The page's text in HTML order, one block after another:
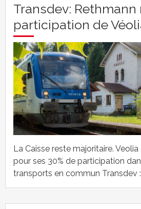
Transdev:
participation de
La Caisse reste majoritaire.
pour ses 30% de participation
transports en commun Transdev :